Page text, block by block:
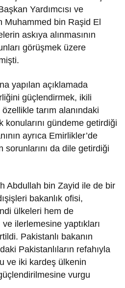
Yardımcısı ve
Muhammed bin Raşid El
askıya alınmasının
görüşmek üzere
yapılan açıklamada
güçlendirmek, ikili
tarım alanındaki
konularını gündeme getirdiği
ayrıca Emirlikler’de
sorunlarını da dile getirdiği
Abdullah bin Zayid ile de bir
bakanlık ofisi,
ülkeleri hem de
ilerlemesine yaptıkları
Pakistanlı bakanın
Pakistanlıların refahıyla
ve iki kardeş ülkenin
vurgu